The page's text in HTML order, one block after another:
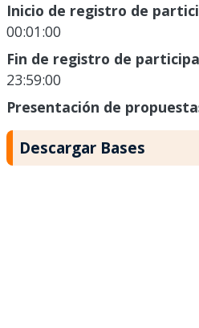
Inicio de registro de
00:01:00
Fin de registro de
23:59:00
Presentación de
Descargar Bases